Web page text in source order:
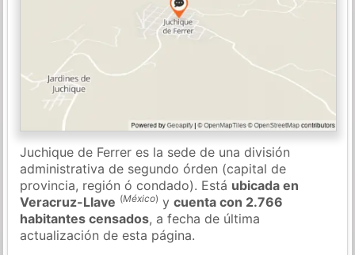
Juchique de Ferrer es la sede de una división
administrativa de segundo órden (capital de
provincia, región ó condado). Está ubicada en
Veracruz-Llave (México) ycuenta con 2.766
habitantes censados, a fecha de última
actualización de esta página.